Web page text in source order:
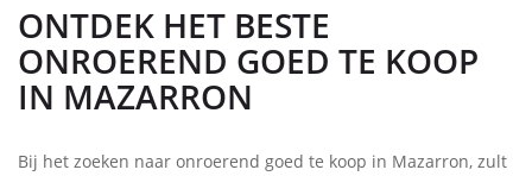
ONTDEK HET BESTE
ONROEREND GOED TE KOOP
IN MAZARRON
Bij het zoeken naar onroerend goed te koop in Mazarron, zult